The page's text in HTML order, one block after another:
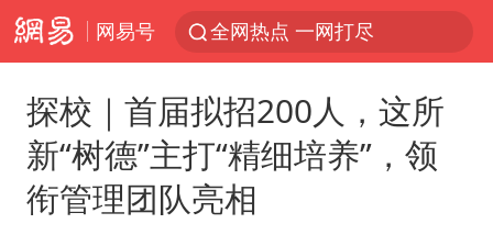
网易号 全网热点 一网打尽
探校｜首届拟招200人，这所
新“树德”主打“精细培养”，领
衔管理团队亮相